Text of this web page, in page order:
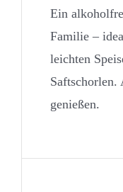
Ein
Familie –
leichten
Saftschorlen.
genießen.